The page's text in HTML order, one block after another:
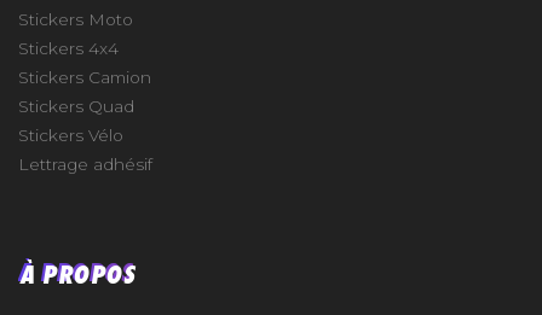
Stickers Moto
Stickers 4x4
Stickers Camion
Stickers Quad
Stickers Vélo
Lettrage adhésif
À PROPOS